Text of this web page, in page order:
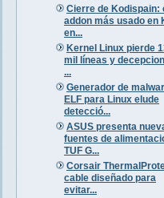
Cierre de Kodispain:
addon más usado en
en...
Kernel Linux pierde
mil líneas y
...
Generador de
ELF para Linux elude
detecció...
ASUS presenta
fuentes de
TUF G...
Corsair
cable diseñado para
evitar...